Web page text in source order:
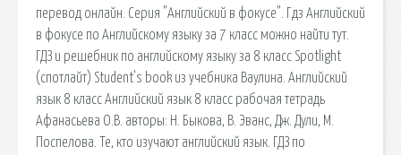
перевод онлайн. Серия "Английский в фокусе". Гдз Английский
в фокусе по Английскому языку за 7 класс можно найти тут.
ГДЗ и решебник по английскому языку за 8 класс Spotlight
(спотлайт) Student's book из учебника Ваулина. Английский
язык 8 класс Английский язык 8 класс рабочая тетрадь
Афанасьева О.В. авторы: Н. Быкова, В. Эванс, Дж. Дули, М.
Поспелова. Те, кто изучают английский язык. ГДЗ по